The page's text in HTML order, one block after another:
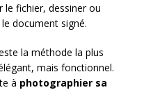
le fichier, dessiner ou
document signé.
la méthode la plus
mais fonctionnel.
à photographier sa